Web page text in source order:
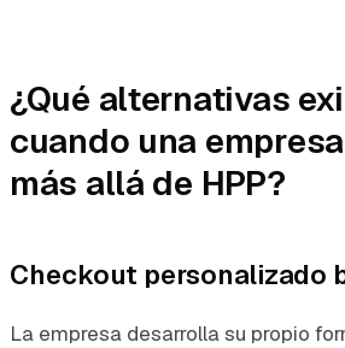
¿Qué alternativas
cuando una
más allá de HPP?
Checkout personalizado
La empresa desarrolla su propio